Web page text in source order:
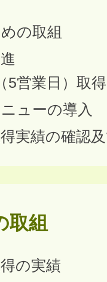
の取組
5営業日）取
ューの導入
実績の確認
取組
の実績